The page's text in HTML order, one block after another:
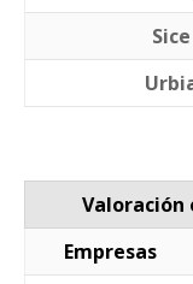
Sice
Valoración
Empresas